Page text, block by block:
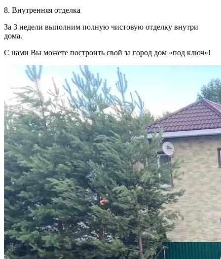
8. Внутренняя отделка
За 3 недели выполним полную чистовую отделку внутри
дома.
С нами Вы можете построить свой за город дом «под ключ»!